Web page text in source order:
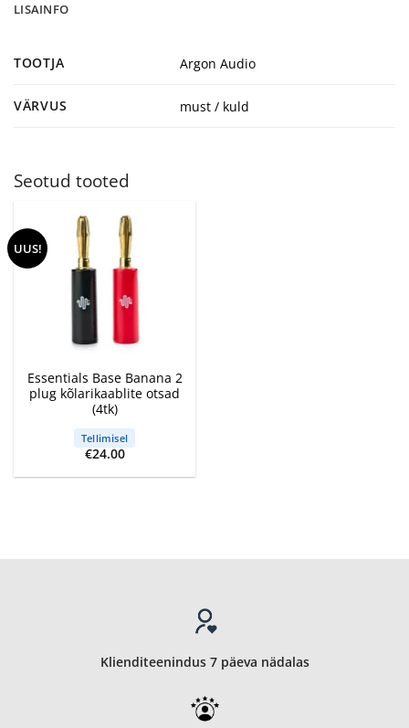
LISAINFO
TOOTJA Argon Audio
VÄRVUS must / kuld
Seotud tooted
UUS!
Essentials Base Banana 2
plug kõlarikaablite otsad
(4tk)
Tellimisel
€24.00
Klienditeenindus 7 päeva nädalas